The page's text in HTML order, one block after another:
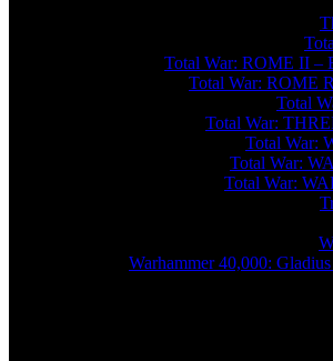
Total War: ROME II –
Total War: ROME
Total
Total War:
Total War:
Total War:
Total War:
Warhammer 40,000: